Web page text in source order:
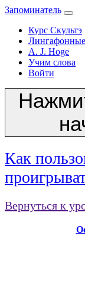
Запоминатель
Курс Скультэ
A. J. Hoge
Учим слова
Войти
Как
Вернуться к